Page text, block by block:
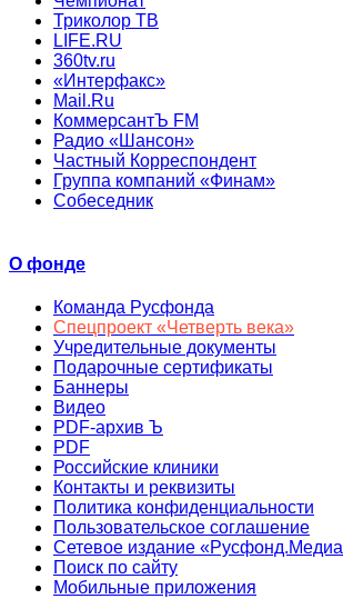
Триколор ТВ
LIFE.RU
360tv.ru
«Интерфакс»
Mail.Ru
КоммерсантЪ FM
Радио «Шансон»
Частный Корреспондент
Группа компаний «Финам»
Собеседник
О фонде
Команда Русфонда
Спецпроект «Четверть века»
Учредительные документы
Подарочные сертификаты
Баннеры
Видео
PDF-архив Ъ
PDF
Российские клиники
Контакты и реквизиты
Политика конфиденциальности
Пользовательское соглашение
Сетевое издание
Поиск по сайту
Мобильные приложения